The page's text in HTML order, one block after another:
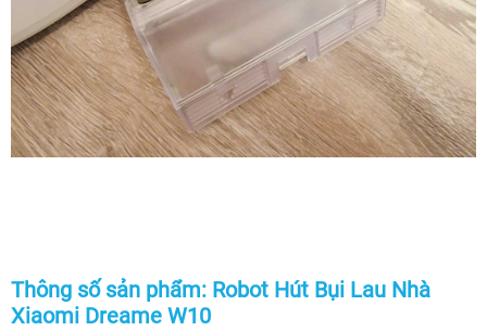
Thông số sản phẩm: Robot Hút Bụi Lau Nhà
Xiaomi Dreame W10